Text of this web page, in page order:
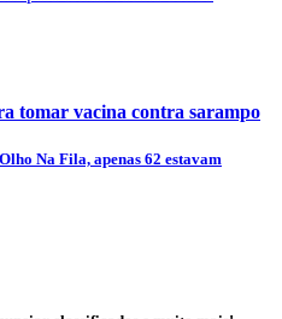
tomar vacina contra sarampo
Na Fila, apenas 62 estavam